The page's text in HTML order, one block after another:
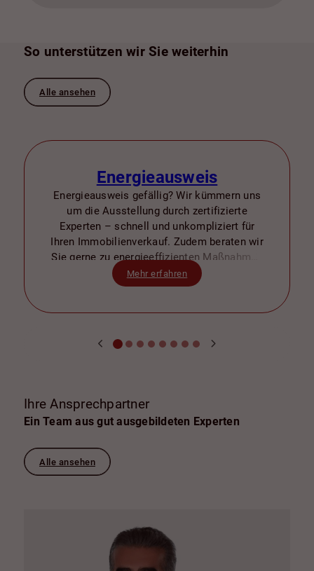
So unterstützen wir Sie weiterhin
Alle ansehen
Energieausweis
Energieausweis gefällig? Wir kümmern uns
um die Ausstellung durch zertifizierte
Experten – schnell und unkompliziert für
Ihren Immobilienverkauf. Zudem beraten wir
Sie gerne zu energieeffizienten Maßnahmen
zur Wertsteigerung.
Mehr erfahren
Ihre Ansprechpartner
Ein Team aus gut ausgebildeten Experten
Alle ansehen